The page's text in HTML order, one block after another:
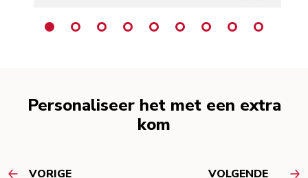
Personaliseer het met een extra
kom
VORIGE VOLGENDE